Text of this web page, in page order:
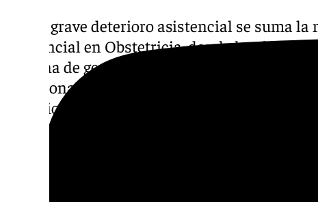
A este grave deterioro asistencial se suma
asistencial en Obstetricia, donde las
semana de gestación correspondiente se
vacacionales. Como consecuencia de la
servicio ha pasado de una calificación de 7,6